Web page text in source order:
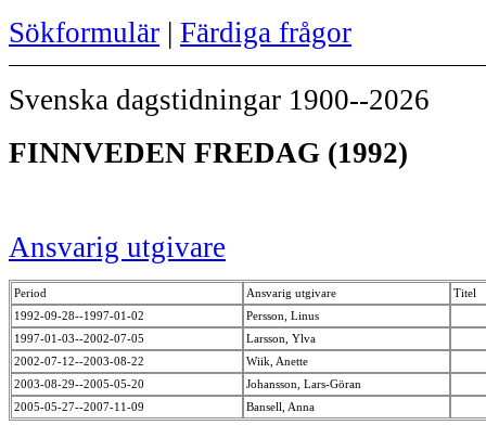
Sökformulär | Färdiga frågor
Svenska dagstidningar 1900--2026
FINNVEDEN FREDAG (1992)
Ansvarig utgivare
Period Ansvarig utgivare
Titel
1992-09-28--1997-01-02
Persson, Linus
1997-01-03--2002-07-05
Larsson, Ylva
2002-07-12--2003-08-22
Wiik, Anette
2003-08-29--2005-05-20
Johansson, Lars-Göran
2005-05-27--2007-11-09
Bansell, Anna